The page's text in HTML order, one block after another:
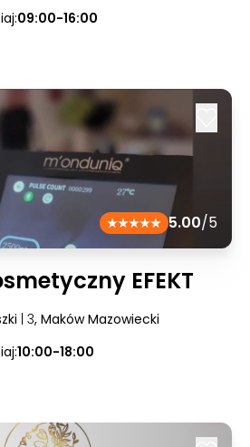
09:00-16:00
5.00/5
EFEKT
| 3, Maków Mazowiecki
10:00-18:00